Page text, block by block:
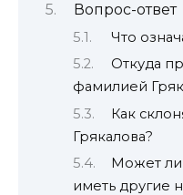
Вопрос-ответ
Что
Откуда
фамилией
Как
Грякалова?
Может ли
иметь другие